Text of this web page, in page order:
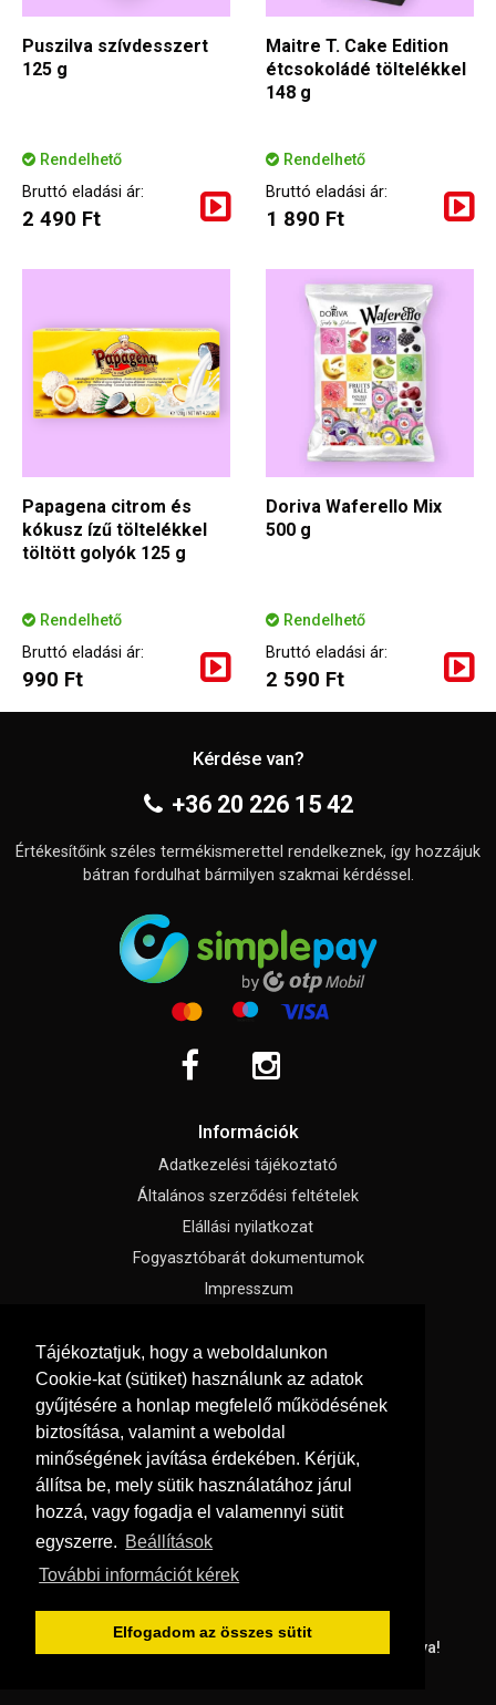
Tájékoztatjuk, hogy a weboldalunkon
Cookie-kat (sütiket) használunk az adatok
gyűjtésére a honlap megfelelő működésének
biztosítása, valamint a weboldal
minőségének javítása érdekében. Kérjük,
állítsa be, mely sütik használatához járul
hozzá, vagy fogadja el valamennyi sütit
egyszerre. Beállítások
További információt kérek
Elfogadom az összes sütit
Puszilva szívdesszert
125 g
Rendelhető
Bruttó eladási ár:
2 490 Ft
Maitre T. Cake Edition
étcsokoládé töltelékkel
148 g
Rendelhető
Bruttó eladási ár:
1 890 Ft
Papagena citrom és
kókusz ízű töltelékkel
töltött golyók 125 g
Rendelhető
Bruttó eladási ár:
990 Ft
Doriva Waferello Mix
500 g
Rendelhető
Bruttó eladási ár:
2 590 Ft
Kérdése van?
+36 20 226 15 42
Értékesítőink széles termékismerettel rendelkeznek, így hozzájuk
bátran fordulhat bármilyen szakmai kérdéssel.
Információk
Adatkezelési tájékoztató
Általános szerződési feltételek
Elállási nyilatkozat
Fogyasztóbarát dokumentumok
Impresszum
Menü
Hírek, érdekességek
Kapcsolat
Kedvenc termékek
Rólunk
Szállítás és fizetés
Vásárlási feltételek
Minden jog fenntartva!